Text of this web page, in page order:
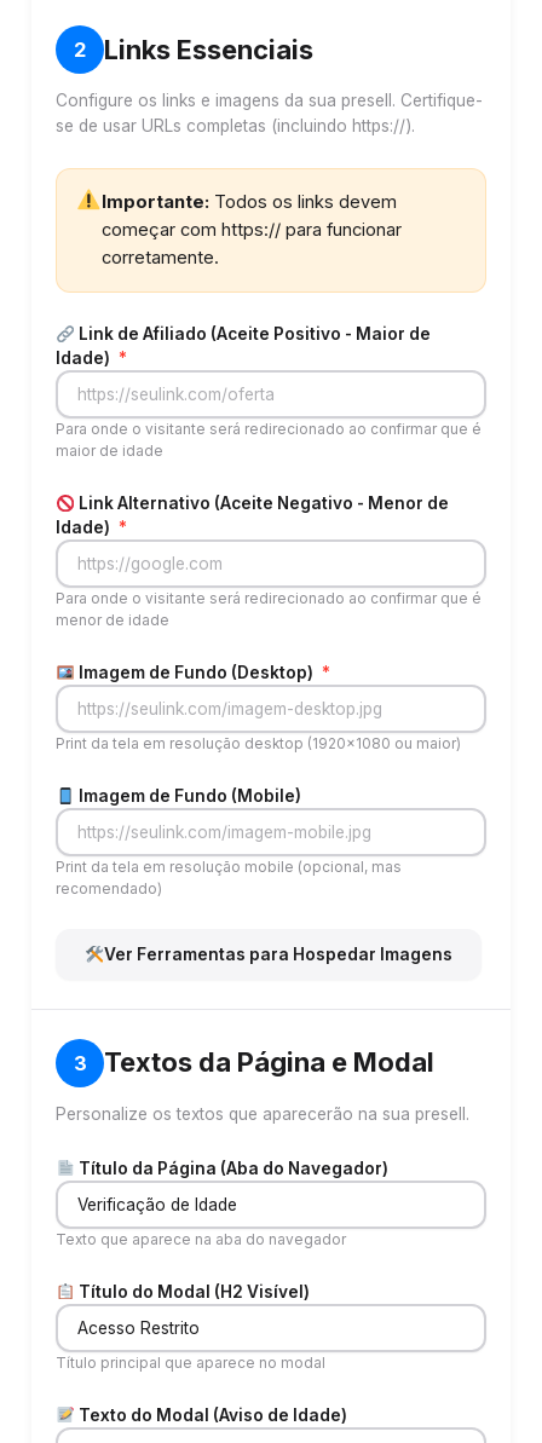
2 Links Essenciais
Configure os links e imagens da sua presell. Certifique-
se de usar URLs completas (incluindo https://).
Importante: Todos os links devem
começar com https:// para funcionar
corretamente.
Link de Afiliado (Aceite Positivo - Maior de
Idade) *
Para onde o visitante será redirecionado ao confirmar que é
maior de idade
Link Alternativo (Aceite Negativo - Menor de
Idade) *
Para onde o visitante será redirecionado ao confirmar que é
menor de idade
Imagem de Fundo (Desktop) *
Print da tela em resolução desktop (1920x1080 ou maior)
Imagem de Fundo (Mobile)
Print da tela em resolução mobile (opcional, mas
recomendado)
Ver Ferramentas para Hospedar Imagens
3 Textos da Página e Modal
Personalize os textos que aparecerão na sua presell.
Título da Página (Aba do Navegador)
Texto que aparece na aba do navegador
Título do Modal (H2 Visível)
Título principal que aparece no modal
Texto do Modal (Aviso de Idade)